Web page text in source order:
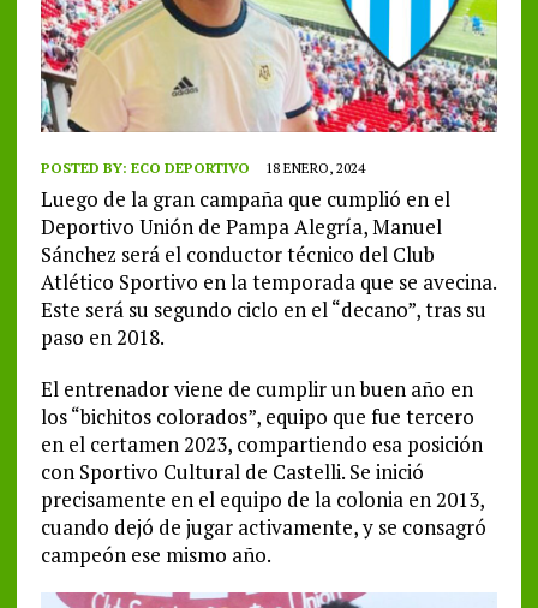
POSTED BY: ECO DEPORTIVO 18 ENERO, 2024
Luego de la gran campaña que cumplió en el
Deportivo Unión de Pampa Alegría, Manuel
Sánchez será el conductor técnico del Club
Atlético Sportivo en la temporada que se avecina.
Este será su segundo ciclo en el “decano”, tras su
paso en 2018.
El entrenador viene de cumplir un buen año en
los “bichitos colorados”, equipo que fue tercero
en el certamen 2023, compartiendo esa posición
con Sportivo Cultural de Castelli. Se inició
precisamente en el equipo de la colonia en 2013,
cuando dejó de jugar activamente, y se consagró
campeón ese mismo año.